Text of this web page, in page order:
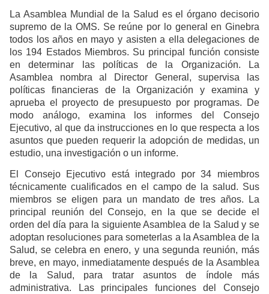
La Asamblea Mundial de la Salud es el órgano decisorio
supremo de la OMS. Se reúne por lo general en Ginebra
todos los años en mayo y asisten a ella delegaciones de
los 194 Estados Miembros. Su principal función consiste
en determinar las políticas de la Organización. La
Asamblea nombra al Director General, supervisa las
políticas financieras de la Organización y examina y
aprueba el proyecto de presupuesto por programas. De
modo análogo, examina los informes del Consejo
Ejecutivo, al que da instrucciones en lo que respecta a los
asuntos que pueden requerir la adopción de medidas, un
estudio, una investigación o un informe.
El Consejo Ejecutivo está integrado por 34 miembros
técnicamente cualificados en el campo de la salud. Sus
miembros se eligen para un mandato de tres años. La
principal reunión del Consejo, en la que se decide el
orden del día para la siguiente Asamblea de la Salud y se
adoptan resoluciones para someterlas a la Asamblea de la
Salud, se celebra en enero, y una segunda reunión, más
breve, en mayo, inmediatamente después de la Asamblea
de la Salud, para tratar asuntos de índole más
administrativa. Las principales funciones del Consejo